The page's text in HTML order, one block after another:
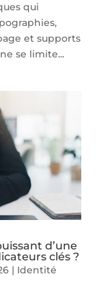
qui
et supports
se limite...
d’une
clés ?
| Identité